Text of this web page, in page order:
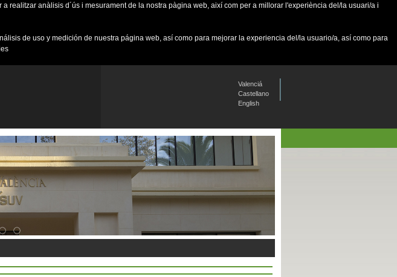
realitzar anàlisis d´ús i mesurament de la nostra pàgina web, així com per a millorar l'experiència del/la usuari/a i
de uso y medición de nuestra página web, así como para mejorar la experiencia del/la usuario/a, así como para
Valenciá
Castellano
English